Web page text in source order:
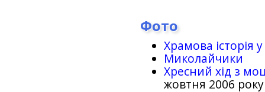
Фото
Храмова історія
Миколайчики
Хресний хід з
жовтня 2006 року